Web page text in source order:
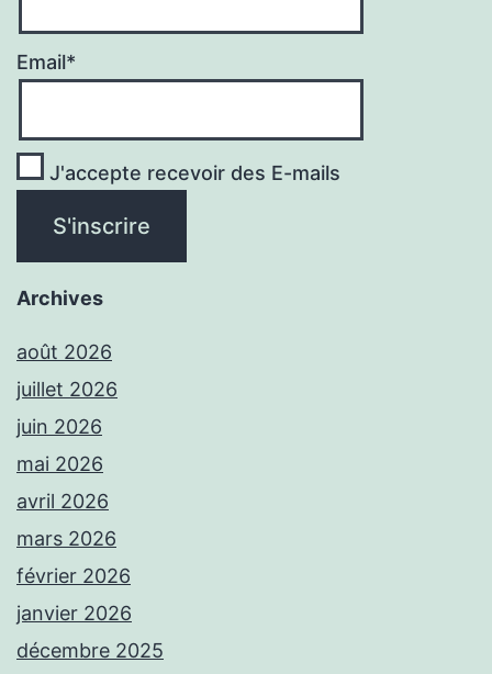
Email*
J'accepte recevoir des E-mails
Archives
août 2026
juillet 2026
juin 2026
mai 2026
avril 2026
mars 2026
février 2026
janvier 2026
décembre 2025